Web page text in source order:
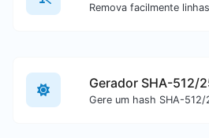
Gerador SHA-512/